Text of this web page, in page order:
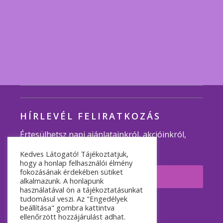
HÍRLEVÉL FELIRATKOZÁS
Értesülhetsz napi ajánlatainkról, akcióinkról,
Feliratkozom
© 2007-2026 Minden jog fenntartva.
Kedves Látogató! Tájékoztatjuk,
hogy a honlap felhasználói élmény
fokozásának érdekében sütiket
alkalmazunk. A honlapunk
használatával ön a tájékoztatásunkat
tudomásul veszi. Az "Engedélyek
beállítása" gombra kattintva
ellenőrzött hozzájárulást adhat.